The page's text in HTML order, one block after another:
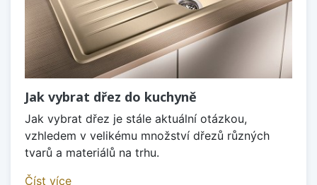
Jak vybrat dřez do kuchyně
Jak vybrat dřez je stále aktuální otázkou,
vzhledem v velikému množství dřezů různých
tvarů a materiálů na trhu.
Číst více